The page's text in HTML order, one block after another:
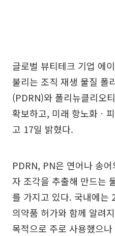
글로벌 뷰티테크 기업 에
불리는 조직 재생 물질 폴
(PDRN)와 폴리뉴클리오
확보하고, 미래 항노화ㆍ
고 17일 밝혔다.
PDRN, PN은 연어나 송
자 조각을 추출해 만드는
를 가지고 있다. 국내에는
의약품 허가와 함께 알려
목적으로 주로 사용했으